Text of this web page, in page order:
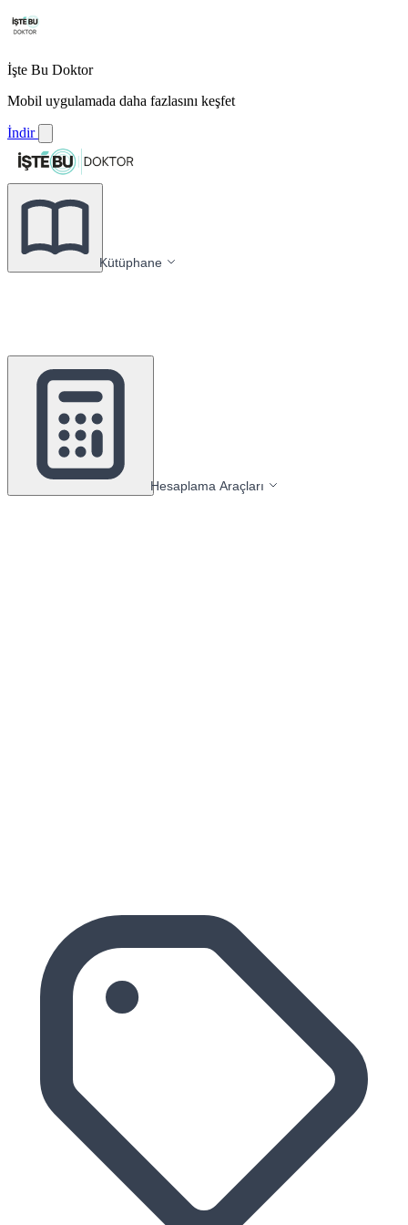
İşte Bu Doktor
Mobil uygulamada daha fazlasını keşfet
İndir
Kütüphane
Hesaplama Araçları